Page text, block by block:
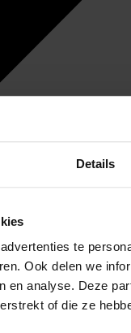
Details
te
Ook delen we
en analyse. Deze
of die ze